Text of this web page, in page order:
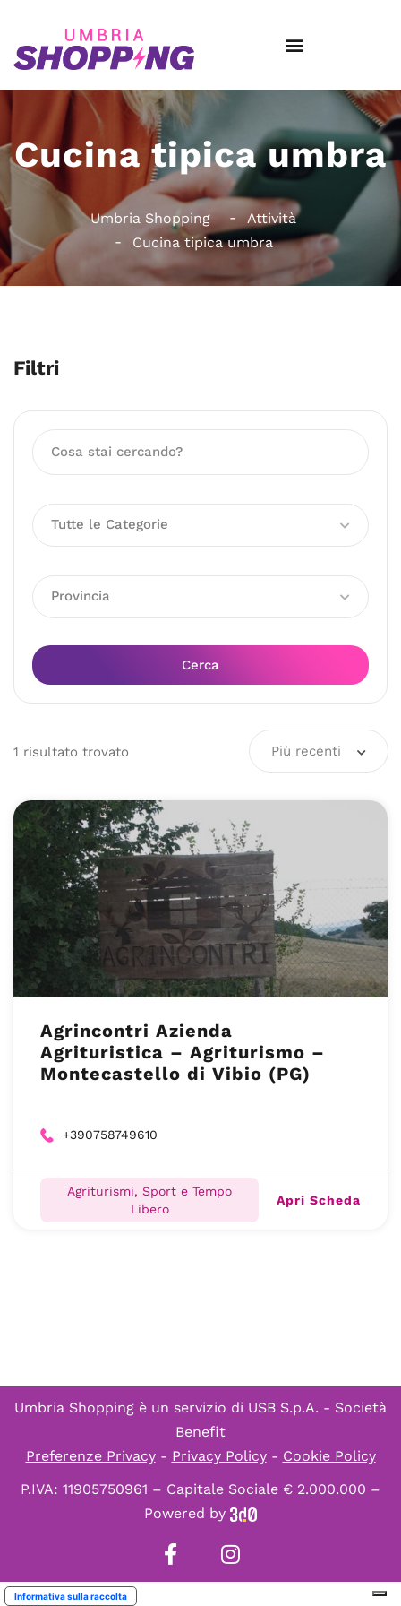
Cucina tipica umbra
Umbria Shopping
Attività
Cucina tipica umbra
Filtri
Tutte le Categorie
Provincia
Cerca
1 risultato trovato Più recenti
Agrincontri Azienda
Agrituristica – Agriturismo –
Montecastello di Vibio (PG)
+390758749610
Agriturismi, Sport e Tempo
Libero
Apri Scheda
Umbria Shopping è un servizio di USB S.p.A. - Società
Benefit
Preferenze Privacy- Privacy Policy- Cookie Policy
P.IVA: 11905750961 – Capitale Sociale € 2.000.000 –
Powered by
Informativa sulla raccolta